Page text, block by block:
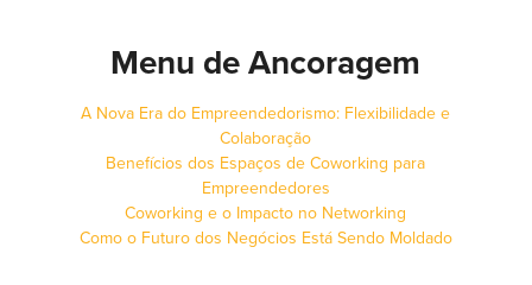
Menu de Ancoragem
A Nova Era do Empreendedorismo: Flexibilidade e
Colaboração
Benefícios dos Espaços de Coworking para
Empreendedores
Coworking e o Impacto no Networking
Como o Futuro dos Negócios Está Sendo Moldado